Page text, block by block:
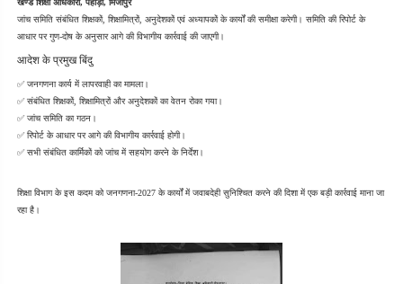
खण्ड शिक्षा अधिकारी, पहाड़ी, मिर्जापुर
जांच समिति संबंधित शिक्षकों, शिक्षामित्रों, अनुदेशकों एवं अध्यापकों के कार्यों की समीक्षा करेगी। समिति की रिपोर्ट के
आधार पर गुण-दोष के अनुसार आगे की विभागीय कार्रवाई की जाएगी।
आदेश के प्रमुख बिंदु
✅ जनगणना कार्य में लापरवाही का मामला।
✅ संबंधित शिक्षकों, शिक्षामित्रों और अनुदेशकों का वेतन रोका गया।
✅ जांच समिति का गठन।
✅ रिपोर्ट के आधार पर आगे की विभागीय कार्रवाई होगी।
✅ सभी संबंधित कार्मिकों को जांच में सहयोग करने के निर्देश।
शिक्षा विभाग के इस कदम को जनगणना-2027 के कार्यों में जवाबदेही सुनिश्चित करने की दिशा में एक बड़ी कार्रवाई माना जा
रहा है।